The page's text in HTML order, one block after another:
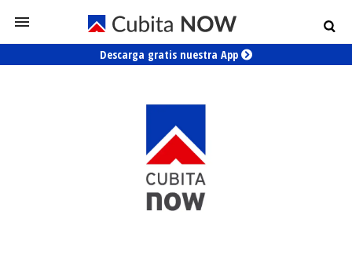
Descarga gratis nuestra App